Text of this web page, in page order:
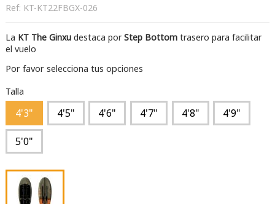
Ref: KT-KT22FBGX-026
La KT The Ginxu destaca porStep Bottomtrasero para facilitar
el vuelo
Por favor selecciona tus opciones
Talla
4'3" 4'5" 4'6" 4'7" 4'8" 4'9"
5'0"